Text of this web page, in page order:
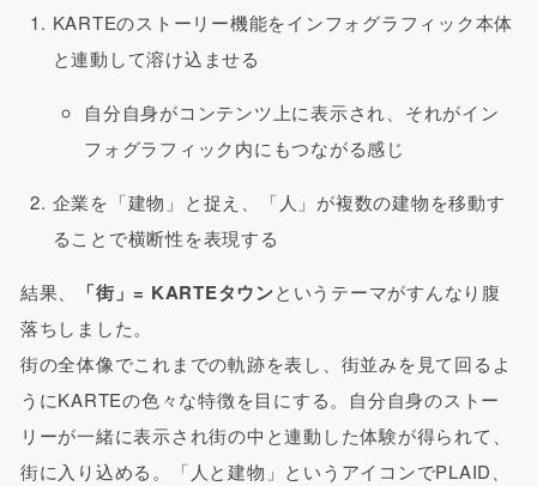
KARTEのストーリー機能をインフォグラフィック本体
と連動して溶け込ませる
自分自身がコンテンツ上に表示され、それがイン
フォグラフィック内にもつながる感じ
企業を「建物」と捉え、「人」が複数の建物を移動す
ることで横断性を表現する
結果、 「街」= KARTEタウンというテーマがすんなり腹
落ちしました。
街の全体像でこれまでの軌跡を表し、街並みを見て回るよ
うにKARTEの色々な特徴を目にする。自分自身のストー
リーが一緒に表示され街の中と連動した体験が得られて、
街に入り込める。「人と建物」というアイコンでPLAID、